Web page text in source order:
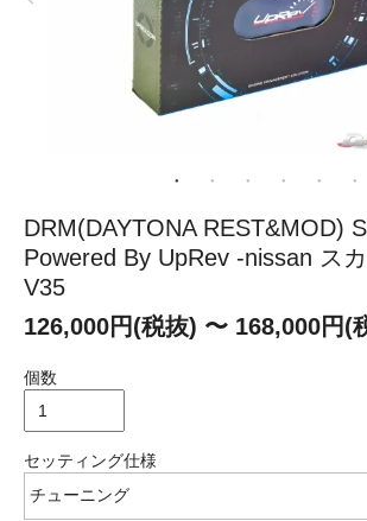
DRM(DAYTONA REST&MOD)
Powered By UpRev -nissan ス
V35
126,000円(税抜) 〜 168,000円(
個数
セッティング仕様